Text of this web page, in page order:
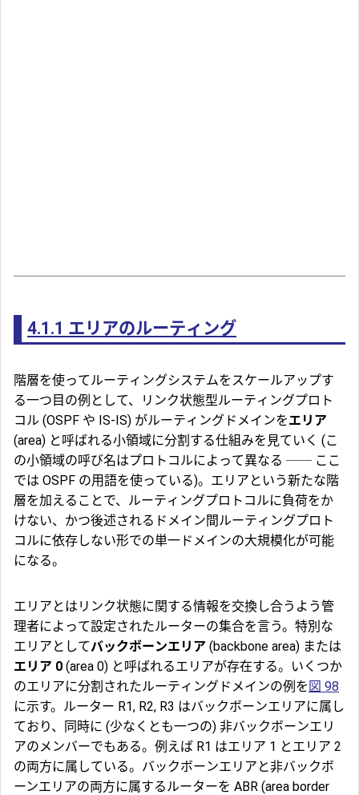
4.1.1 エリアのルーティング
階層を使ってルーティングシステムをスケールアップす
る一つ目の例として、リンク状態型ルーティングプロト
コル (OSPF や IS-IS) がルーティングドメインをエリア
(area) と呼ばれる小領域に分割する仕組みを見ていく (こ
の小領域の呼び名はプロトコルによって異なる ── ここ
では OSPF の用語を使っている)。エリアという新たな階
層を加えることで、ルーティングプロトコルに負荷をか
けない、かつ後述されるドメイン間ルーティングプロト
コルに依存しない形での単一ドメインの大規模化が可能
になる。
エリアとはリンク状態に関する情報を交換し合うよう管
理者によって設定されたルーターの集合を言う。特別な
エリアとしてバックボーンエリア (backbone area) または
エリア 0 (area 0) と呼ばれるエリアが存在する。いくつか
のエリアに分割されたルーティングドメインの例を 図 98
に示す。ルーター R1, R2, R3 はバックボーンエリアに属し
ており、同時に (少なくとも一つの) 非バックボーンエリ
アのメンバーでもある。例えば R1 はエリア 1 とエリア 2
の両方に属している。バックボーンエリアと非バックボ
ーンエリアの両方に属するルーターを ABR (area border